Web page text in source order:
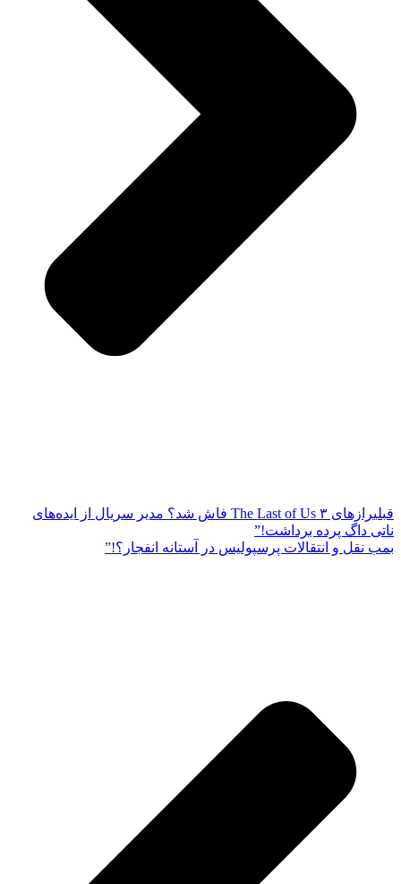
قبلی
رازهای The Last of Us ۳ فاش شد؟ مدیر سریال از ایده‌های
ناتی داگ پرده برداشت!”
بمب نقل و انتقالات پرسپولیس در آستانه انفجار؟!”